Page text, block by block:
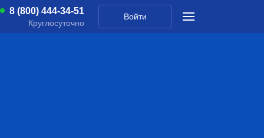
8 (800) 444-34-51
Круглосуточно
Войти